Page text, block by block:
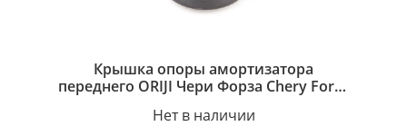
Крышка опоры амортизатора
переднего ORIJI Чери Форза Chery Forza
Нет в наличии